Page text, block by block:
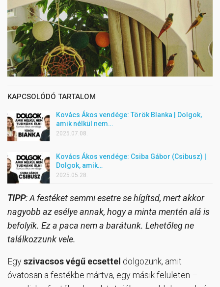
KAPCSOLÓDÓ TARTALOM
Kovács Ákos vendége: Török BIanka | Dolgok,
amik nélkül nem…
2025.07.08.
Kovács Ákos vendége: Csiba Gábor (Csibusz) |
Dolgok, amik…
2025.05.28.
TIPP: A festéket semmi esetre se hígítsd, mert akkor
nagyobb az esélye annak, hogy a minta mentén alá is
befolyik. Ez a paca nem a barátunk. Lehetőleg ne
találkozzunk vele.
Egyszivacsos végű ecsettel dolgozunk, amit
óvatosan a festékbe mártva, egy másik felületen –